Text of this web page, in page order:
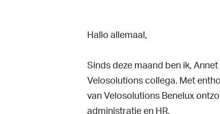
Hallo allemaal,
Sinds deze maand ben ik,
Velosolutions collega. Met
van Velosolutions Benelux
administratie en HR.